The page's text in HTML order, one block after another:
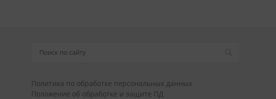
Политика по обработке персональных данных
Положение об обработке и защите ПД